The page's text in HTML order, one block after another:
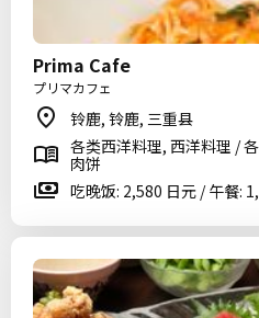
Prima Cafe
プリマカフェ
铃鹿, 铃鹿, 三重县
各类西洋料理, 西洋料理 /
肉饼
吃晚饭: 2,580 日元 / 午餐: